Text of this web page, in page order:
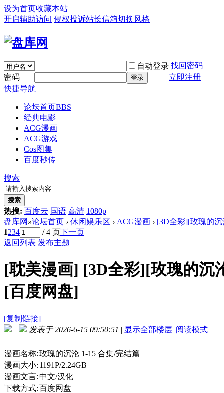
设为首页收藏本站
开启辅助访问 侵权投诉站长信箱切换风格
自动登录 找回密码
密码
登录
立即注册
快捷导航
论坛首页BBS
经典电影
ACG漫画
ACG游戏
Cos图集
百度秒传
搜索
搜索
热搜: 百度云 国语 高清 1080p
盘库网 »论坛首页 › 休闲娱乐区 › ACG漫画 › [3D全彩][玫瑰的沉
1234 / 4 页下一页
返回列表 发布主题
[耽美漫画] [3D全彩][玫瑰的沉
[百度网盘]
[复制链接]
发表于 2026-6-15 09:50:51 | 显示全部楼层 |阅读模式
漫画名称:玫瑰的沉沦 1-15 合集/完结篇
漫画大小: 1191P/2.24GB
漫画文言:中文/汉化
下载方式:百度网盘